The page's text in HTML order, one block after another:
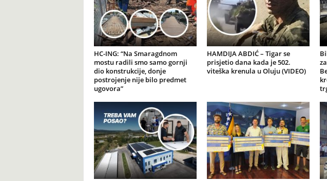
HC-ING: “Na Smaragdnom
mostu radili smo samo gornji
dio konstrukcije, donje
postrojenje nije bilo predmet
ugovora”
HAMDIJA ABDIĆ – Tigar se
prisjetio dana kada je 502.
viteška krenula u Oluju (VIDEO)